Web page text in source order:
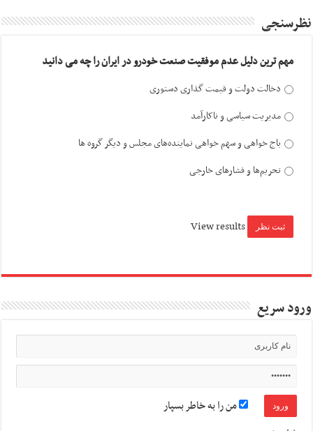
نظرسنجی
مهم ترین دلیل عدم موفقیت صنعت خودرو در ایران را چه می دانید
دخالت دولت و قیمت گذاری دستوری
مدیریت سیاسی و ناکارآمد
باج خواهی و سهم خواهی نماینده‌های مجلس و دیگر گروه ها
تحریم‌ها و فشارهای خارجی
View results
ورود سریع
من را به خاطر بسپار